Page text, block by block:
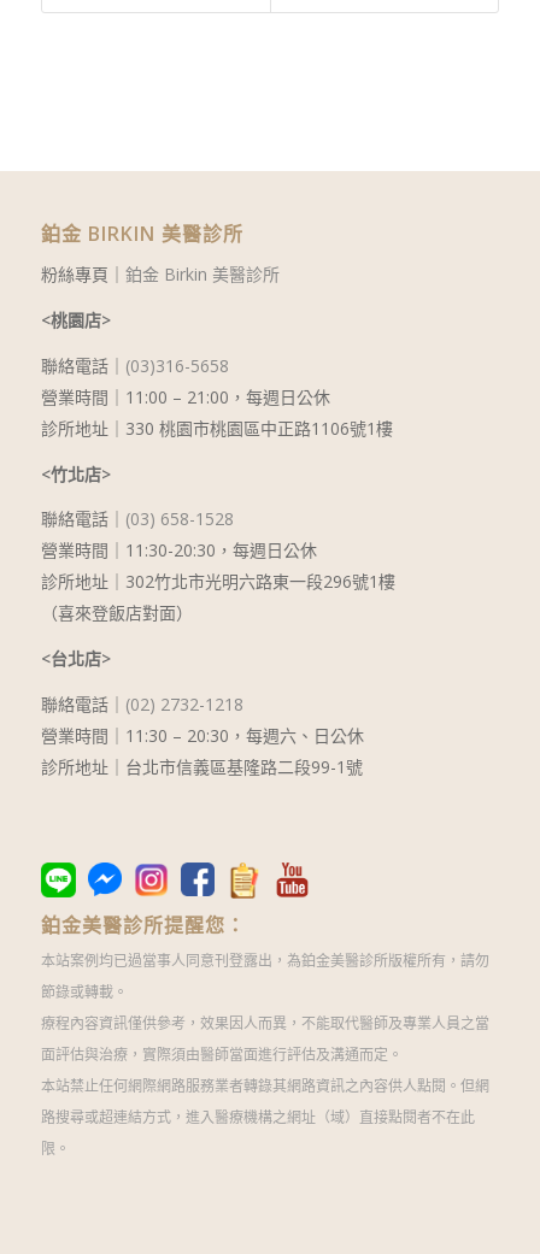
鉑金 BIRKIN 美醫診所
粉絲專頁｜ 鉑金 Birkin 美醫診所
<桃園店>
聯絡電話｜ (03)316-5658
營業時間｜11:00 – 21:00，每週日公休
診所地址｜330 桃園市桃園區中正路1106號1樓
<竹北店>
聯絡電話｜ (03) 658-1528
營業時間｜11:30-20:30，每週日公休
診所地址｜302竹北市光明六路東一段296號1樓
（喜來登飯店對面）
<台北店>
聯絡電話｜ (02) 2732-1218
營業時間｜ 11:30 – 20:30 ，每週六、日公休
診所地址｜台北市信義區基隆路二段99-1號
鉑金美醫診所提醒您：
本站案例均已過當事人同意刊登露出，為鉑金美醫診所版權所有，請勿
節錄或轉載。
療程內容資訊僅供參考，效果因人而異，不能取代醫師及專業人員之當
面評估與治療，實際須由醫師當面進行評估及溝通而定。
本站禁止任何網際網路服務業者轉錄其網路資訊之內容供人點閱。但網
路搜尋或超連結方式，進入醫療機構之網址（域）直接點閱者不在此
限。